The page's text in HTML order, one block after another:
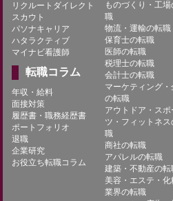
リクルートダイレクト
スカウト
パソナキャリア
ハタラクティブ
マイナビ看護師
転職コラム
年収・給料
面接対策
履歴書・職務経歴書
ポートフォリオ
退職
企業研究
お役立ち転職コラム
ものづくり・工場
職
物流・運輸の転職
保育士の転職
医師の転職
税理士の転職
会計士の転職
マーケティング・
の転職
アウトドア・スポ
ツ・フィットネス
職
商社の転職
アパレルの転職
建築・不動産の転
美容・エステ・化
業界の転職